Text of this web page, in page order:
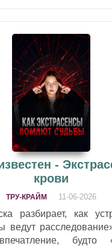
-
крови
ТРУ-КРАЙМ 11-06-2026
разбирает, как
ведут
будто